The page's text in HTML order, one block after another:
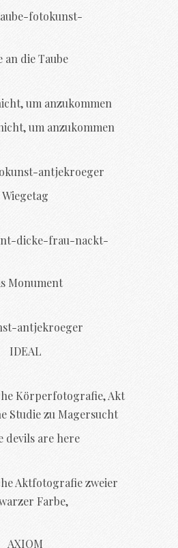
an die Taube
um anzukommen
Wiegetag
Monument
IDEAL
devils are here
AXIOM